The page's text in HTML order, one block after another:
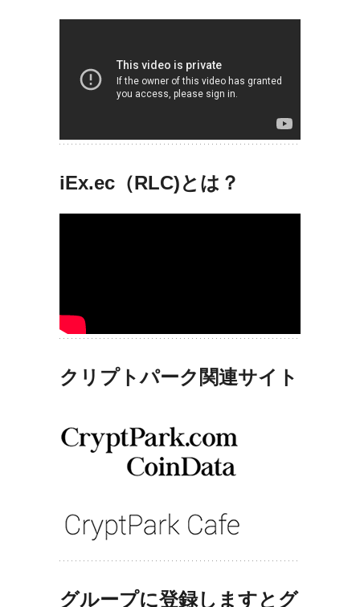
iEx.ec（RLC)とは？
クリプトパーク関連サイト
グループに登録しますとグ